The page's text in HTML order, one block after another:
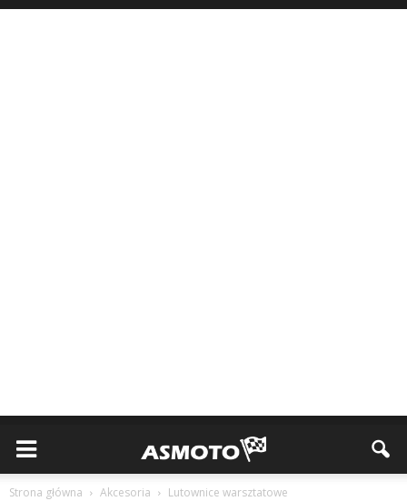
Strona główna Akcesoria Lutownice warsztatowe